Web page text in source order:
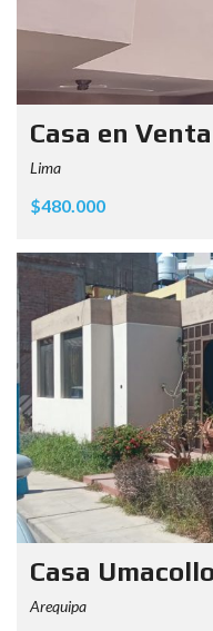
Casa en
Lima
$480.000
Casa
Arequipa